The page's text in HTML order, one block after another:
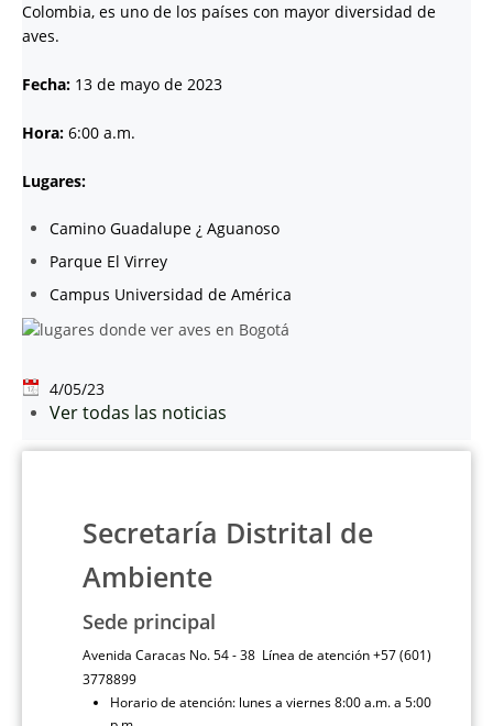
Colombia, es uno de los países con mayor diversidad de
aves.
Fecha: 13 de mayo de 2023
Hora: 6:00 a.m.
Lugares:
Camino Guadalupe ¿ Aguanoso
Parque El Virrey
Campus Universidad de América
4/05/23
Ver todas las noticias
Secretaría Distrital de
Ambiente
Sede principal
Avenida Caracas No. 54 - 38 Línea de atención +57 (601)
3778899
Horario de atención: lunes a viernes 8:00 a.m. a 5:00